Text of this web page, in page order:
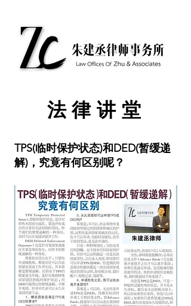
​法律讲堂
TPS(临时保护状态)和DED(暂缓递
解)，究竟有何区别呢？